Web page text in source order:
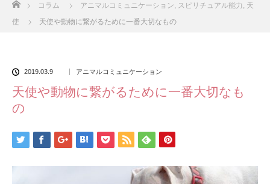
コラム アニマルコミュニケーション スピリチュアル能力
天
使
天使や動物に繋がるために一番大切なもの
2019.03.9 アニマルコミュニケーション
天使や動物に繋がるために一番大切なも
の